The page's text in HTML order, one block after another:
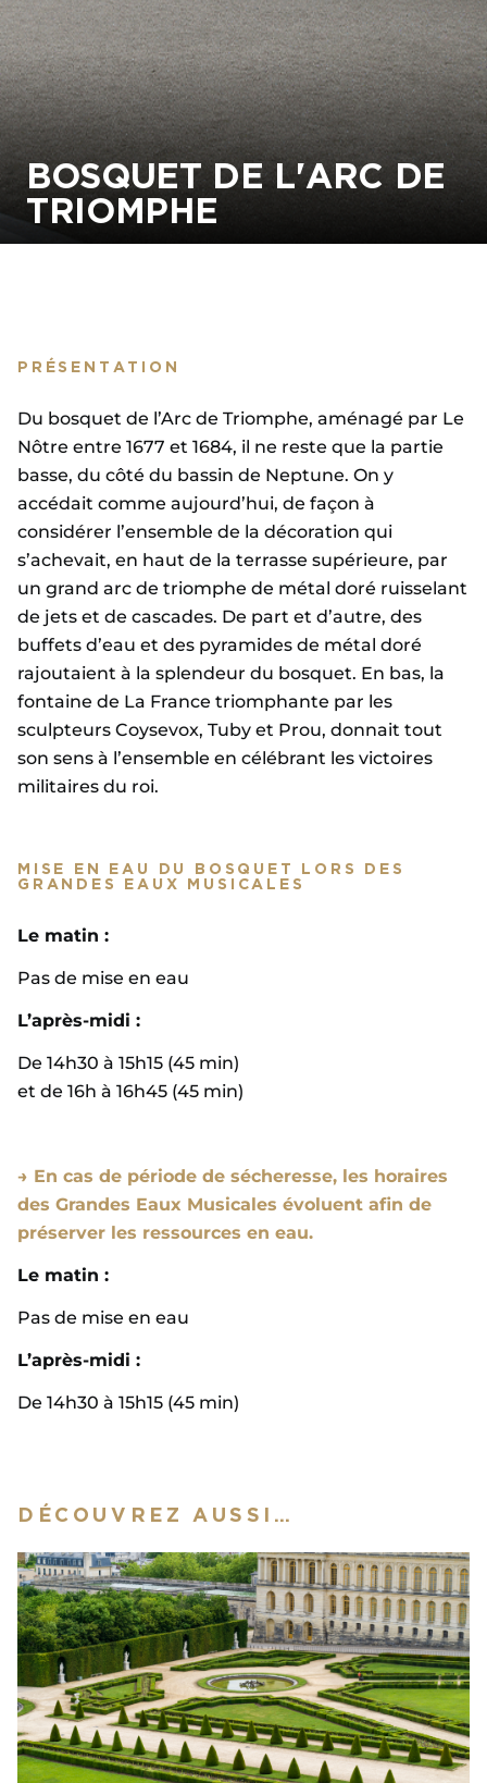
BOSQUET DE L'ARC DE
TRIOMPHE
PRÉSENTATION
Du bosquet de l’Arc de Triomphe, aménagé par Le
Nôtre entre 1677 et 1684, il ne reste que la partie
basse, du côté du bassin de Neptune. On y
accédait comme aujourd’hui, de façon à
considérer l’ensemble de la décoration qui
s’achevait, en haut de la terrasse supérieure, par
un grand arc de triomphe de métal doré ruisselant
de jets et de cascades. De part et d’autre, des
buffets d’eau et des pyramides de métal doré
rajoutaient à la splendeur du bosquet. En bas, la
fontaine de La France triomphante par les
sculpteurs Coysevox, Tuby et Prou, donnait tout
son sens à l’ensemble en célébrant les victoires
militaires du roi.
MISE EN EAU DU BOSQUET LORS DES
GRANDES EAUX MUSICALES
Le matin :
Pas de mise en eau
L’après-midi :
De 14h30 à 15h15 (45 min)
et de 16h à 16h45 (45 min)
→ En cas de période de sécheresse, les horaires
des Grandes Eaux Musicales évoluent afin de
préserver les ressources en eau.
Le matin :
Pas de mise en eau
L’après-midi :
De 14h30 à 15h15 (45 min)
DÉCOUVREZ AUSSI…